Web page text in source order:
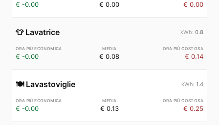
€ -0.00 € 0.00 € 0.00
👕 Lavatrice 0.8
€ -0.00 € 0.08 € 0.14
🍽️ Lavastoviglie 1.4
€ -0.00 € 0.13 € 0.25